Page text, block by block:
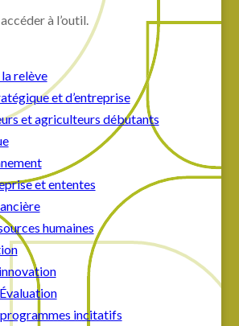
à l’outil.
relève
et d’entreprise
et agriculteurs débutants
et ententes
humaines
incitatifs